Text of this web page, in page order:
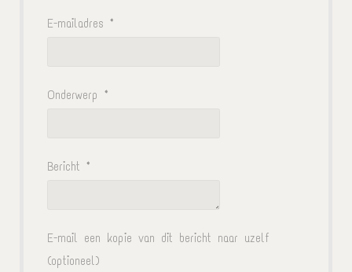
E-mailadres *
Onderwerp *
Bericht *
E-mail een kopie van dit bericht naar uzelf
(optioneel)